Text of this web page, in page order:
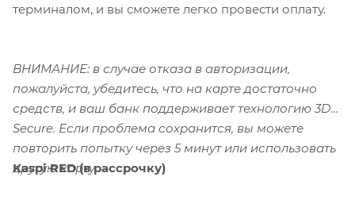
терминалом, и вы сможете легко провести оплату.
ВНИМАНИЕ: в случае отказа в авторизации,
пожалуйста, убедитесь, что на карте достаточно
средств, и ваш банк поддерживает технологию 3D-
Secure. Если проблема сохранится, вы можете
повторить попытку через 5 минут или использовать
другую карту.
Kaspi RED (в рассрочку)